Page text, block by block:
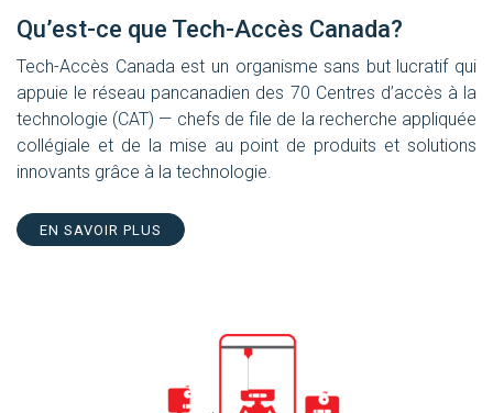
Qu’est-ce que Tech-Accès Canada?
Tech-Accès Canada est un organisme sans but lucratif qui
appuie le réseau pancanadien des 70 Centres d’accès à la
technologie (CAT) — chefs de file de la recherche appliquée
collégiale et de la mise au point de produits et solutions
innovants grâce à la technologie.
EN SAVOIR PLUS